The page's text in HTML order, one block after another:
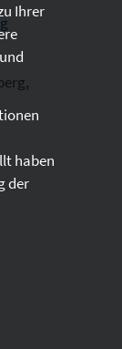
Ihrer
haben
der